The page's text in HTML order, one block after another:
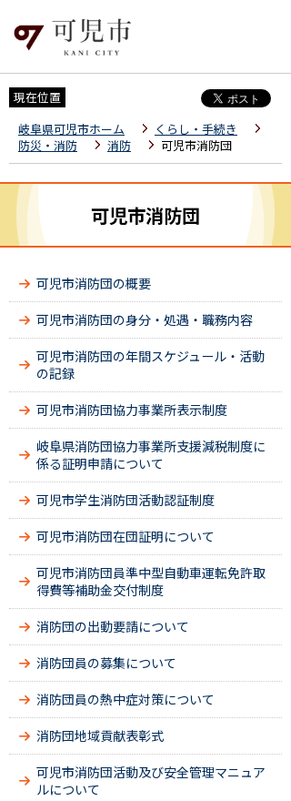
現在位置
岐阜県可児市ホーム
くらし・手続き
防災・消防
消防 可児市消防団
可児市消防団
可児市消防団の概要
可児市消防団の身分・処遇・職務内容
可児市消防団の年間スケジュール・活動
の記録
可児市消防団協力事業所表示制度
岐阜県消防団協力事業所支援減税制度に
係る証明申請について
可児市学生消防団活動認証制度
可児市消防団在団証明について
可児市消防団員準中型自動車運転免許取
得費等補助金交付制度
消防団の出動要請について
消防団員の募集について
消防団員の熱中症対策について
消防団地域貢献表彰式
可児市消防団活動及び安全管理マニュア
ルについて